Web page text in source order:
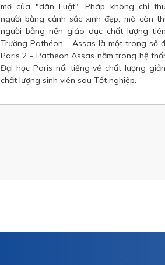
mơ của "dân Luật". Pháp không chỉ
người bằng cảnh sắc xinh đẹp, mà còn
người bằng nền giáo dục chất lượng
Trường Pathéon - Assas là một trong số
Paris 2 - Pathéon Assas nằm trong hệ
Đại học Paris nổi tiếng về chất lượng
chất lượng sinh viên sau Tốt nghiệp.